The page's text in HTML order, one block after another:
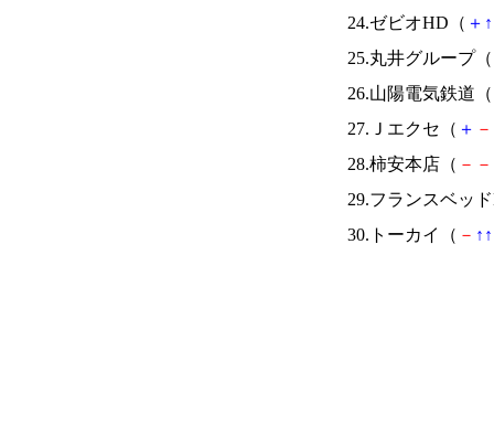
24.ゼビオHD（ ＋ ↑
25.丸井グループ（
26.山陽電気鉄道（
27.Ｊエクセ（ ＋ －
28.柿安本店（ － －
29.フランスベッ
30.トーカイ（ － ↑ ↑